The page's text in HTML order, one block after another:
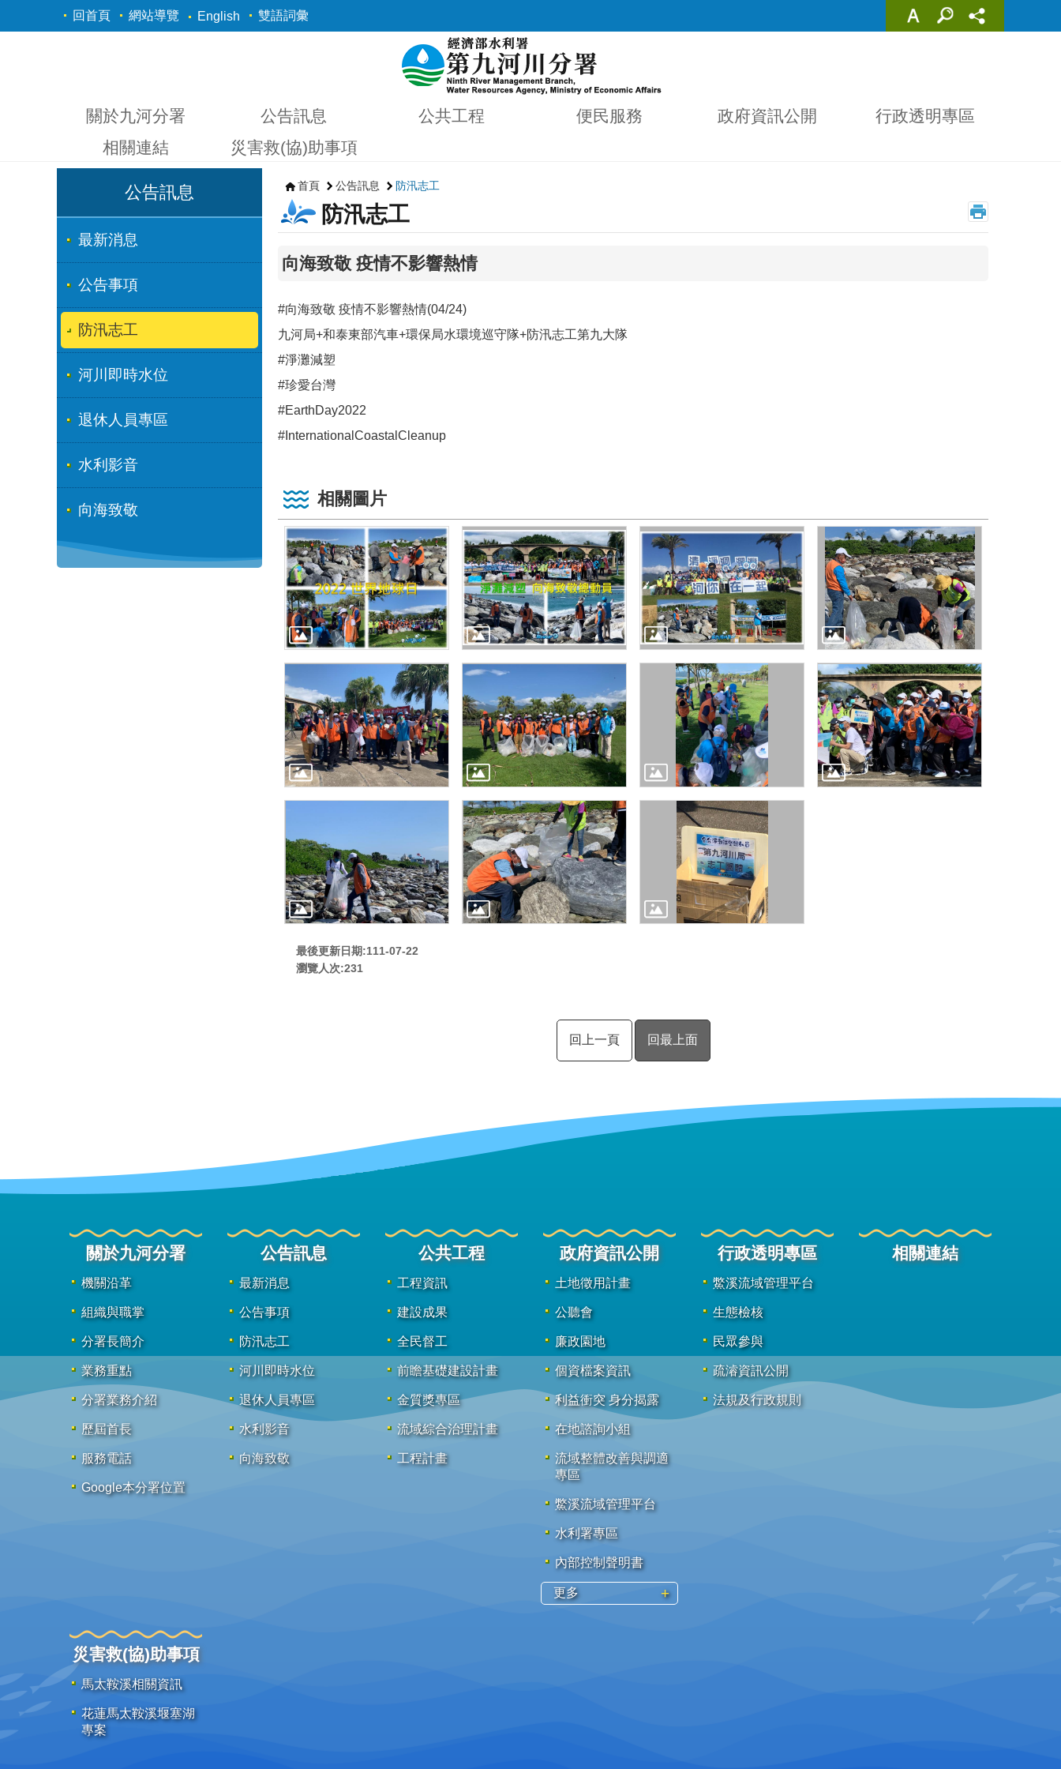
跳到主要內容區塊
回首頁 網站導覽 English 雙語詞彙
關於九河分署 公告訊息 公共工程 便民服務 政府資訊公開
行政透明專區
相關連結
災害救(協)助事項
公告訊息
最新消息
公告事項
防汛志工
河川即時水位
退休人員專區
水利影音
向海致敬
首頁 公告訊息 防汛志工
防汛志工
向海致敬 疫情不影響熱情
#向海致敬 疫情不影響熱情(04/24)
九河局+和泰東部汽車+環保局水環境巡守隊+防汛志工第九大隊
#淨灘減塑
#珍愛台灣
#EarthDay2022
#InternationalCoastalCleanup
相關圖片
最後更新日期:111-07-22
瀏覽人次:231
回上一頁 回最上面
關於九河分署
機關沿革
組織與職掌
分署長簡介
業務重點
分署業務介紹
歷屆首長
服務電話
Google本分署位置
公告訊息
最新消息
公告事項
防汛志工
河川即時水位
退休人員專區
水利影音
向海致敬
公共工程
工程資訊
建設成果
全民督工
前瞻基礎建設計畫
金質獎專區
流域綜合治理計畫
工程計畫
政府資訊公開
土地徵用計畫
公聽會
廉政園地
個資檔案資訊
利益衝突 身分揭露
在地諮詢小組
流域整體改善與調適
專區
鱉溪流域管理平台
水利署專區
內部控制聲明書
更多
行政透明專區
鱉溪流域管理平台
生態檢核
民眾參與
疏濬資訊公開
法規及行政規則
相關連結
災害救(協)助事項
馬太鞍溪相關資訊
花蓮馬太鞍溪堰塞湖
專案